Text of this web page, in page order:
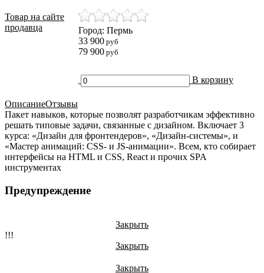
Товар на сайте
продавца
Город: Пермь
33 900руб
79 900руб
В корзину
ОписаниеОтзывы
Пакет навыков, которые позволят разработчикам эффективно
решать типовые задачи, связанные с дизайном. Включает 3
курса: «Дизайн для фронтендеров», «Дизайн-системы», и
«Мастер анимаций: CSS- и JS-анимации». Всем, кто собирает
интерфейсы на HTML и CSS, React и прочих SPA
инструментах
Предупреждение
Закрыть
!!!
Закрыть
Закрыть